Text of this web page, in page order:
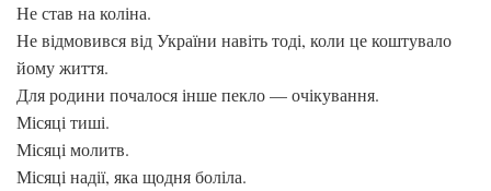
Не став на коліна.
Не відмовився від України навіть тоді, коли це коштувало
йому життя.
Для родини почалося інше пекло — очікування.
Місяці тиші.
Місяці молитв.
Місяці надії, яка щодня боліла.